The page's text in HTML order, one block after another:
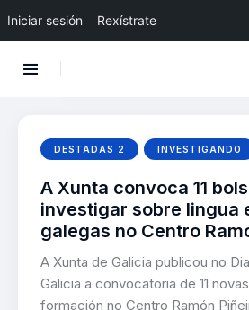
Iniciar sesión Rexístrate
DESTADAS 2 INVESTIGANDO
A Xunta convoca 11
investigar sobre lingua
galegas no Centro
A Xunta de Galicia publicou no
Galicia a convocatoria de 11
formación no Centro Ramón